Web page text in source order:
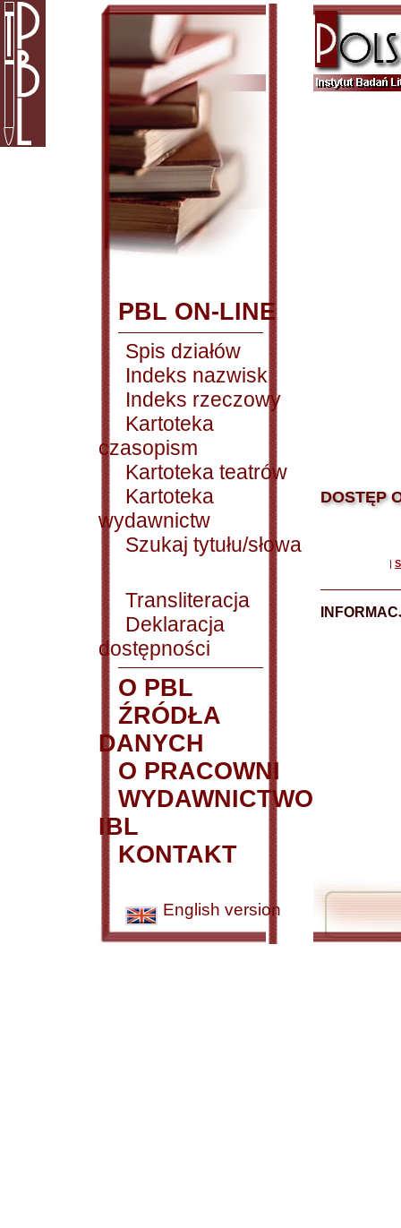
PBL ON-LINE
Spis działów
Indeks nazwisk
Indeks rzeczowy
Kartoteka
czasopism
Kartoteka teatrów
Kartoteka
wydawnictw
Szukaj tytułu/słowa
Transliteracja
Deklaracja
dostępności
O PBL
ŹRÓDŁA
DANYCH
O PRACOWNI
WYDAWNICTWO
IBL
KONTAKT
English version
DOSTĘP
|